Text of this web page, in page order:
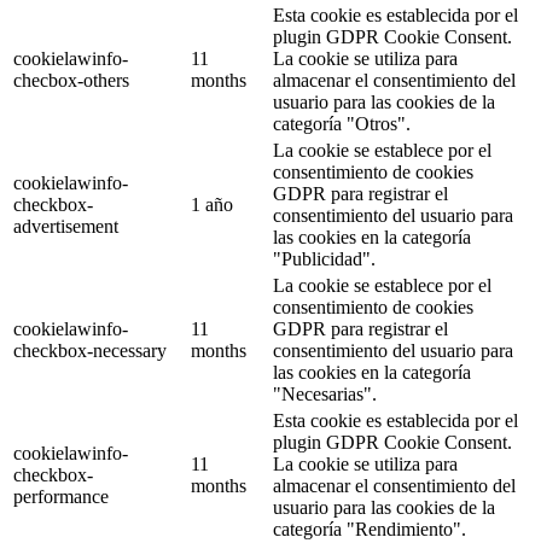
cookielawinfo-
checbox-others
11
months
Esta cookie es establecida por el
plugin GDPR Cookie Consent.
La cookie se utiliza para
almacenar el consentimiento del
usuario para las cookies de la
categoría "Otros".
cookielawinfo-
checkbox-
advertisement
1 año
La cookie se establece por el
consentimiento de cookies
GDPR para registrar el
consentimiento del usuario para
las cookies en la categoría
"Publicidad".
cookielawinfo-
checkbox-necessary
11
months
La cookie se establece por el
consentimiento de cookies
GDPR para registrar el
consentimiento del usuario para
las cookies en la categoría
"Necesarias".
cookielawinfo-
checkbox-
performance
11
months
Esta cookie es establecida por el
plugin GDPR Cookie Consent.
La cookie se utiliza para
almacenar el consentimiento del
usuario para las cookies de la
categoría "Rendimiento".